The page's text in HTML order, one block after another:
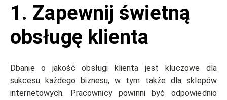
1. Zapewnij świetną
obsługę klienta
Dbanie o jakość obsługi klienta jest kluczowe dla
sukcesu każdego biznesu, w tym także dla sklepów
internetowych. Pracownicy powinni być odpowiednio